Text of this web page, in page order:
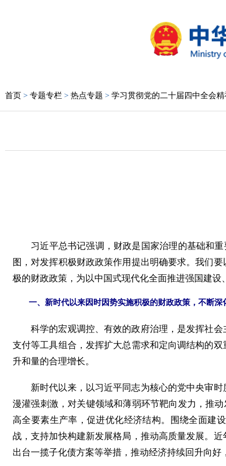
首页 > 专题专栏 > 热点专题 > 学习贯彻党的二十届四中全会精
习近平总书记强调，财政是国家治理的基础和重
图，对发挥积极财政政策作用提出明确要求。我们
极的财政政策，为以中国式现代化全面推进强国建
一、新时代以来因时因势实施积极的财政政策，不断深
科学的宏观调控、有效的政府治理，是发挥社会
支付等工具组合，发挥扩大总需求和定向调结构的
升和量的合理增长。
新时代以来，以习近平同志为核心的党中央审时
漫灌强刺激，对关键领域和薄弱环节靶向发力，推
高全要素生产率，促进优化经济结构。围绕全面建
战，支持加快构建新发展格局，推动高质量发展。
出台一揽子化债方案等举措，推动经济持续回升向